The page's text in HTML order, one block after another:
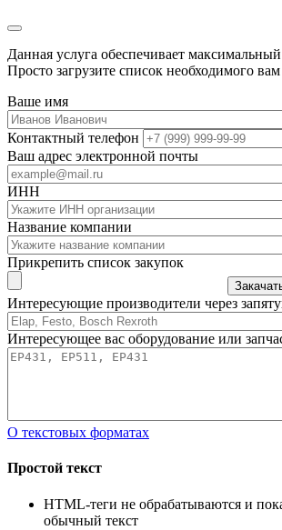
Данная услуга обеспечивает
Просто загрузите список необходимого
Ваше имя
Контактный телефон
Ваш адрес электронной почты
ИНН
Название компании
Прикрепить список закупок
Интересующие производители через
Интересующее вас оборудование или
О текстовых форматах
Простой текст
HTML-теги не обрабатываются и
обычный текст